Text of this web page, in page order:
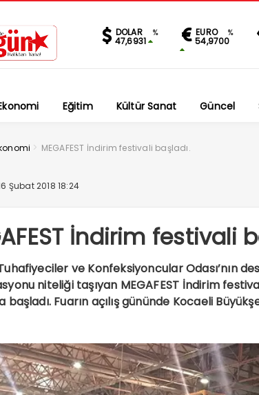
DOLAR %
47,6931
EURO %
54,9700
Eğitim Kültür Sanat Güncel
> MEGAFEST İndirim festivali başladı.
Şubat 2018 18:24
İndirim festivali
ve Konfeksiyoncular Odası’nın
niteliği taşıyan MEGAFEST İndirim
başladı. Fuarın açılış gününde Kocaeli